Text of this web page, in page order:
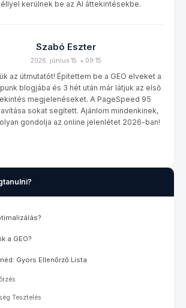
kerülnek be az AI áttekintésekbe.
Szabó Eszter
2026. június 15. • 09:15
az útmutatót! Építettem be a GEO elveket a
blogjába és 3 hét után már látjuk az első
megjelenéseket. A PageSpeed 95
sokat segített. Ajánlom mindenkinek,
gondolja az online jelenlétet 2026-ban!
a GEO?
Gyors Ellenőrző Lista
Tesztelés